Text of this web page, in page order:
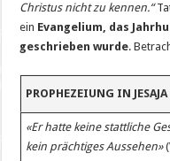
Christus nicht zu kennen.“
ein Evangelium, das
geschrieben wurde.
PROPHEZEIUNG IN JESAJA
«Er hatte keine stattliche
kein prächtiges Aussehen»